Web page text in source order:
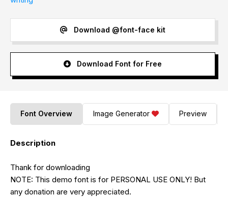
Download @font-face kit
Download Font for Free
Font Overview Image Generator Preview
Description
Thank for downloading
NOTE: This demo font is for PERSONAL USE ONLY! But
any donation are very appreciated.